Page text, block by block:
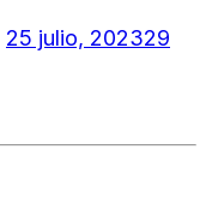
25 julio, 202329